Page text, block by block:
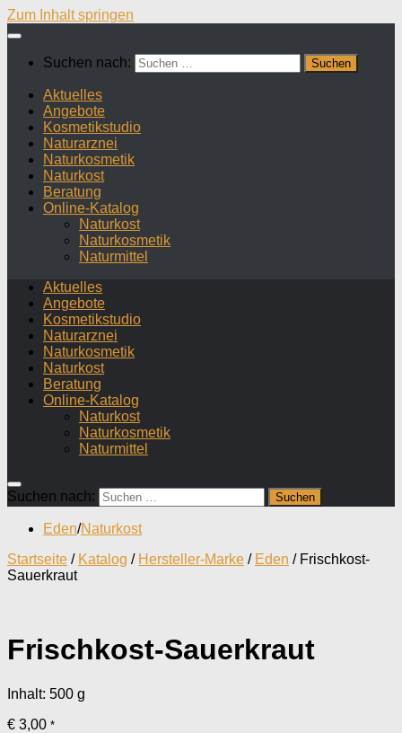
Zum Inhalt springen
Suchen nach:
Aktuelles
Angebote
Kosmetikstudio
Naturarznei
Naturkosmetik
Naturkost
Beratung
Online-Katalog
Naturkost
Naturkosmetik
Naturmittel
Aktuelles
Angebote
Kosmetikstudio
Naturarznei
Naturkosmetik
Naturkost
Beratung
Online-Katalog
Naturkost
Naturkosmetik
Naturmittel
Suchen nach:
Eden/Naturkost
Startseite / Katalog / Hersteller-Marke / Eden / Frischkost-
Sauerkraut
Frischkost-Sauerkraut
Inhalt: 500 g
€ 3,00 *